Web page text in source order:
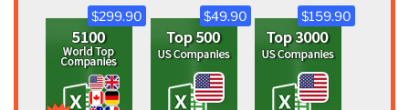
$299.90 $49.90 $159.90